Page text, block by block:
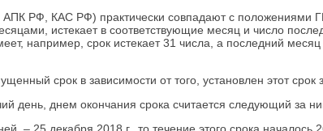
РФ, КАС РФ) практически совпадают с положениями
истекает в соответствующие месяц и число
например, срок истекает 31 числа, а последний
срок в зависимости от того, установлен этот срок
день, днем окончания срока считается следующий за